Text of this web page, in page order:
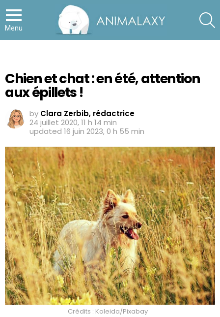
Menu
Chien et chat : en été, attention
aux épillets !
by Clara Zerbib, rédactrice
24 juillet 2020, 11 h 14 min
updated 16 juin 2023, 0 h 55 min
Crédits : Koleida/Pixabay